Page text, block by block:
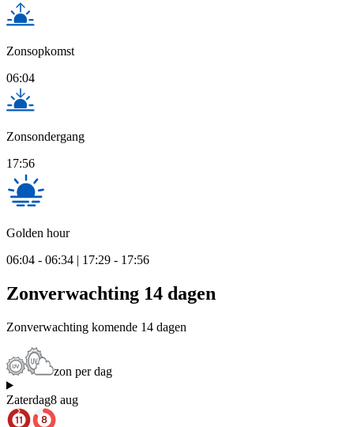
Zonsopkomst
06:04
Zonsondergang
17:56
Golden hour
06:04 - 06:34 | 17:29 - 17:56
Zonverwachting 14 dagen
Zonverwachting komende 14 dagen
zon per dag
Zaterdag8 aug